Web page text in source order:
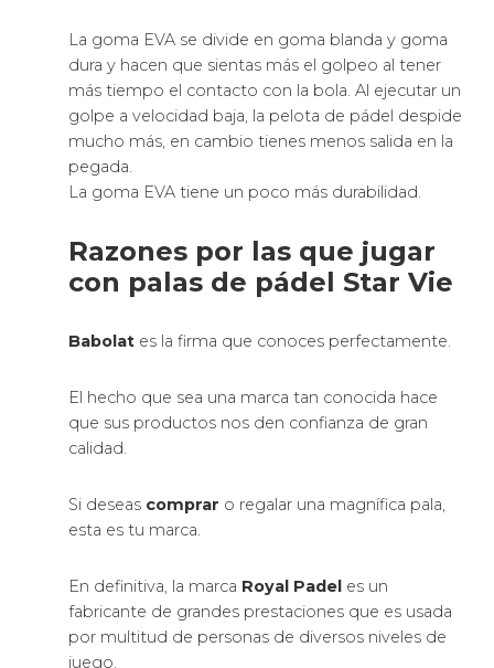
La goma EVA se divide en goma blanda y goma
dura y hacen que sientas más el golpeo al tener
más tiempo el contacto con la bola. Al ejecutar un
golpe a velocidad baja, la pelota de pádel despide
mucho más, en cambio tienes menos salida en la
pegada.
La goma EVA tiene un poco más durabilidad.
Razones por las que jugar
con palas de pádel Star Vie
Babolat es la firma que conoces perfectamente.
El hecho que sea una marca tan conocida hace
que sus productos nos den confianza de gran
calidad.
Si deseas comprar o regalar una magnífica pala,
esta es tu marca.
En definitiva, la marca Royal Padel es un
fabricante de grandes prestaciones que es usada
por multitud de personas de diversos niveles de
juego.